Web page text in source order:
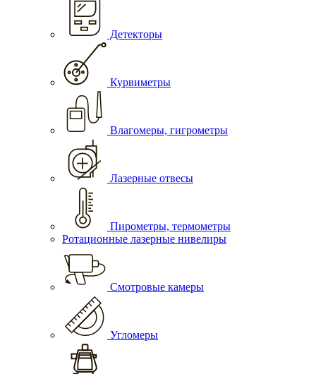
Детекторы
Курвиметры
Влагомеры, гигрометры
Лазерные отвесы
Пирометры, термометры
Ротационные лазерные нивелиры
Смотровые камеры
Угломеры